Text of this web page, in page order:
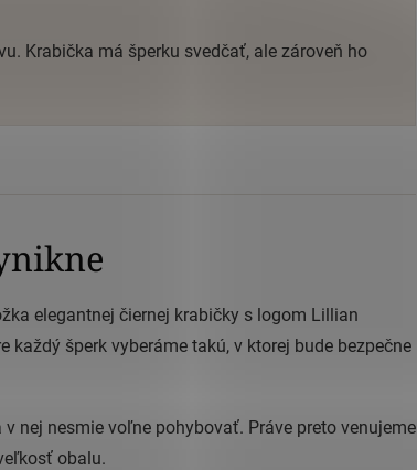
Krabička má šperku svedčať, ale zároveň ho
elegantnej čiernej krabičky s logom Lillian
šperk vyberáme takú, v ktorej bude bezpečne
nej nesmie voľne pohybovať. Práve preto venujeme
obalu.